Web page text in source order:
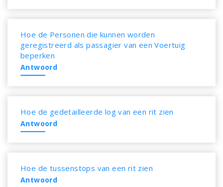
Hoe de Personen die kunnen worden
geregistreerd als passagier van een Voertuig
beperken
Antwoord
Hoe de gedetailleerde log van een rit zien
Antwoord
Hoe de tussenstops van een rit zien
Antwoord